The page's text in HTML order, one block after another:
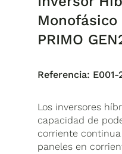
Monofásico
PRIMO
Referencia:
Los inversores
capacidad de
corriente
paneles en